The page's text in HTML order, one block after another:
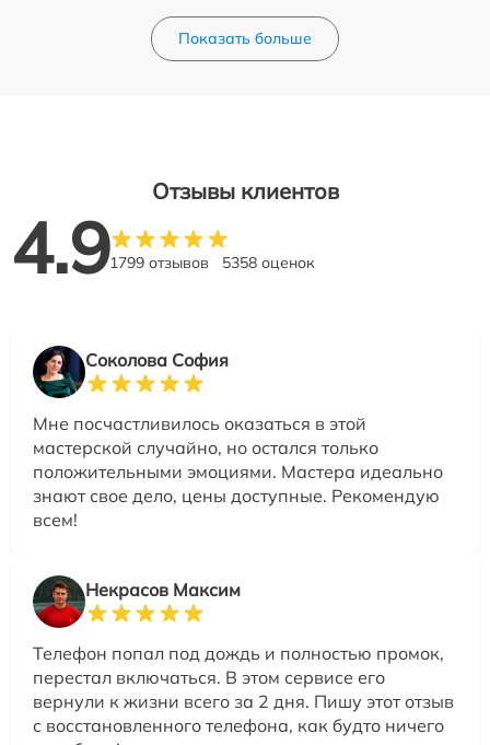
Показать больше
Отзывы клиентов
4.91799 отзывов 5358 оценок
Соколова София
Мне посчастливилось оказаться в этой
мастерской случайно, но остался только
положительными эмоциями. Мастера идеально
знают свое дело, цены доступные. Рекомендую
всем!
Некрасов Максим
Телефон попал под дождь и полностью промок,
перестал включаться. В этом сервисе его
вернули к жизни всего за 2 дня. Пишу этот отзыв
с восстановленного телефона, как будто ничего